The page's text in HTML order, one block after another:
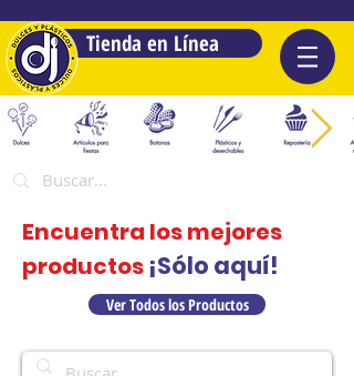
Tienda en Línea
Encuentra los mejores
productos ¡Sólo aquí!
Ver Todos los Productos